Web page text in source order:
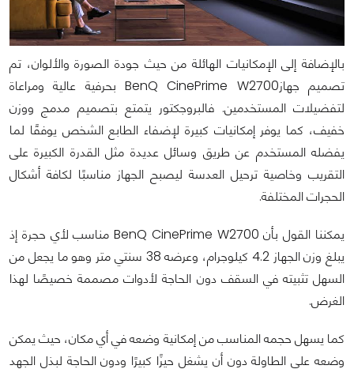
بالإضافة إلى الإمكانيات الهائلة من حيث جودة الصورة والألوان، تم
تصميم جهازBenQ CinePrime W2700 بحرفية عالية ومراعاة
لتفضيلات المستخدمين. فالبروجكتور يتمتع بتصميم مدمج ووزن
خفيف، كما يوفر إمكانيات كبيرة لإضفاء الطابع الشخص يوفقًا لما
يفضله المستخدم عن طريق وسائل عديدة مثل القدرة الكبيرة على
التقريب وخاصية ترحيل العدسة ليصبح الجهاز مناسبًا لكافة أشكال
الحجرات المختلفة.
يمكننا القول بأن BenQ CinePrime W2700 مناسب لأي حجرة إذ
يبلغ وزن الجهاز 4.2 كيلوجرام، وعرضه 38 سنتي متر وهو ما يجعل من
السهل تثبيته في السقف دون الحاجة لأدوات مصممة خصيصًا لهذا
الغرض.
كما يسهل حجمه المناسب من إمكانية وضعه في أي مكان، حيث يمكن
وضعه على الطاولة دون أن يشغل حيزًا كبيرًا ودون الحاجة لبذل الجهد